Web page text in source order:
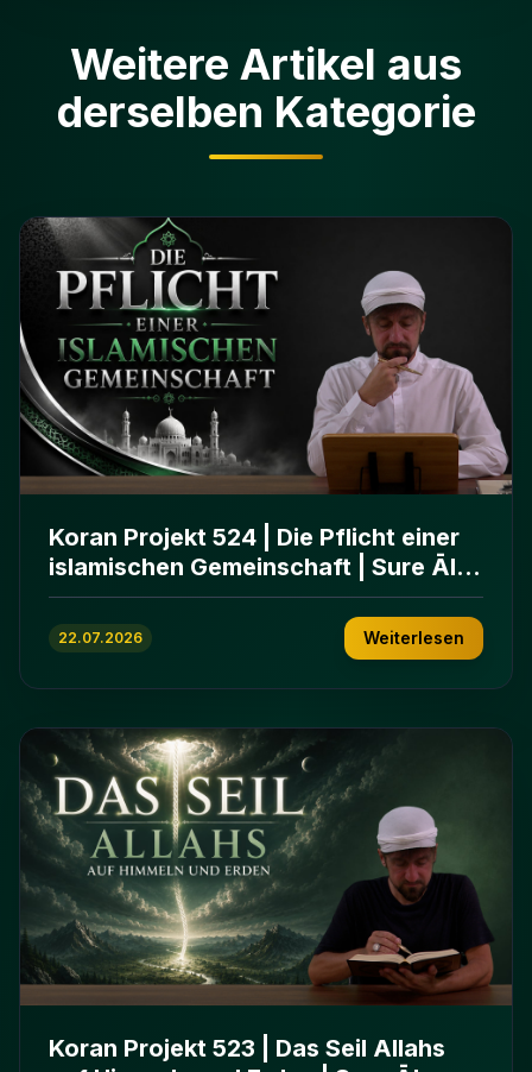
Weitere Artikel aus
derselben Kategorie
Koran Projekt 524 | Die Pflicht einer
islamischen Gemeinschaft | Sure Āl
ʿImrān 103-112
22.07.2026 Weiterlesen
Koran Projekt 523 | Das Seil Allahs